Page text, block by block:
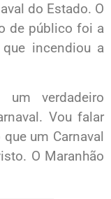
do Estado. O
de público foi a
incendiou a
verdadeiro
Vou falar
um Carnaval
O Maranhão